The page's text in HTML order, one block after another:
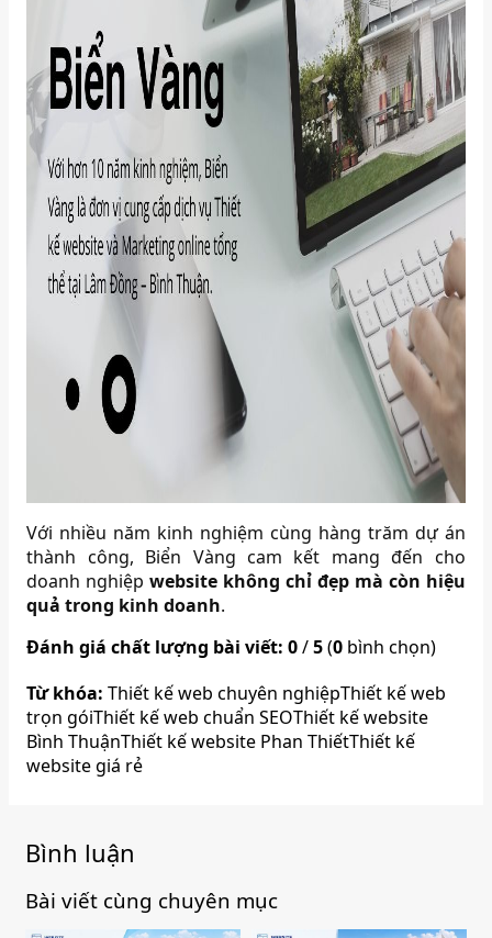
Với nhiều năm kinh nghiệm cùng hàng trăm dự án
thành công, Biển Vàng cam kết mang đến cho
doanh nghiệpwebsite không chỉ đẹp mà còn hiệu
quả trong kinh doanh.
Đánh giá chất lượng bài viết:0/5(0 bình chọn)
Từ khóa:Thiết kế web chuyên nghiệpThiết kế web
trọn góiThiết kế web chuẩn SEOThiết kế website
Bình ThuậnThiết kế website Phan ThiếtThiết kế
website giá rẻ
Bình luận
Bài viết cùng chuyên mục